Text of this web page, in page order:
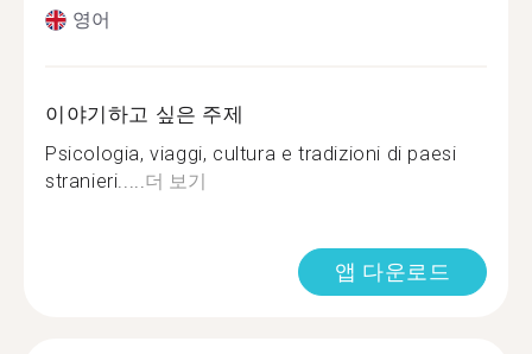
영어
이야기하고 싶은 주제
Psicologia, viaggi, cultura e tradizioni di paesi
stranieri.....더 보기
앱 다운로드